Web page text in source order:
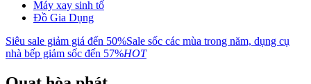
Máy xay sinh tố
Đồ Gia Dụng
Siêu sale giảm giá đến 50%Sale sốc các mùa trong năm, dụng cụ
nhà bếp giảm sốc đến 57%HOT